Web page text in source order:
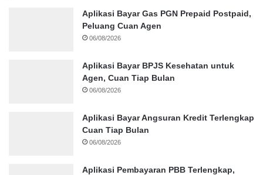
Aplikasi Bayar Gas PGN Prepaid Postpaid,
Peluang Cuan Agen
06/08/2026
Aplikasi Bayar BPJS Kesehatan untuk
Agen, Cuan Tiap Bulan
06/08/2026
Aplikasi Bayar Angsuran Kredit Terlengkap
Cuan Tiap Bulan
06/08/2026
Aplikasi Pembayaran PBB Terlengkap,